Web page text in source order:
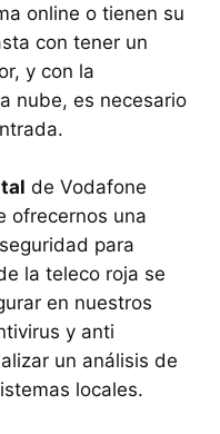
online o tienen su
con tener un
y con la
nube, es necesario
de Vodafone
ofrecernos una
para
la teleco roja se
en nuestros
y anti
un análisis de
locales.